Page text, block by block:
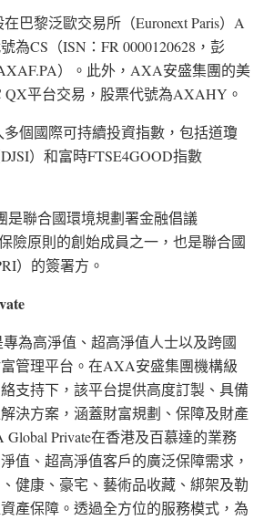
巴黎泛歐交易所（Euronext Paris）A
為CS（ISN：FR 0000120628，彭
）。此外，AXA安盛集團的美
QX平台交易，股票代號為AXAHY。
個國際可持續投資指數，包括道瓊
）和富時FTSE4GOOD指數
是聯合國環境規劃署金融倡議
險原則的創始成員之一，也是聯合國
）的簽署方。
專為高淨值、超高淨值人士以及跨國
管理平台。在AXA安盛集團機構級
支持下，該平台提供高度訂製、具備
決方案，涵蓋財富規劃、保障及財產
Private在香港及百慕達的業務
值、超高淨值客戶的廣泛保障需求，
健康、豪宅、藝術品收藏、綁架及勒
產保障。透過全方位的服務模式，為